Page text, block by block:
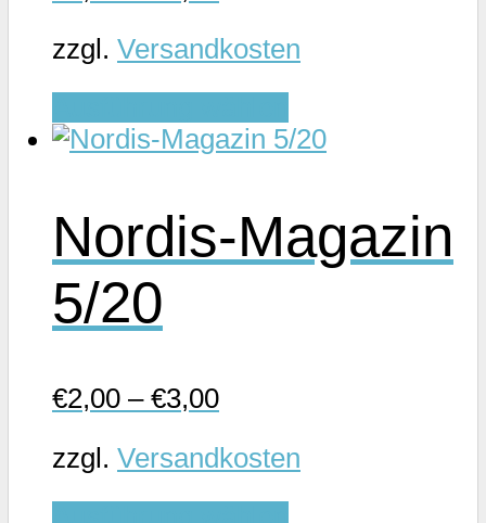
Produktseite
zzgl. Versandkosten
Produkt
Varianten
auf.
Produktseite
Nordis-Magazin
5/20
€2,00 – €3,00
zzgl. Versandkosten